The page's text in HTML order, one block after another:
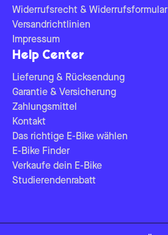
Widerrufsrecht & Widerrufsformular
Versandrichtlinien
Impressum
Help Center
Lieferung & Rücksendung
Garantie & Versicherung
Zahlungsmittel
Kontakt
Das richtige E-Bike wählen
E-Bike Finder
Verkaufe dein E-Bike
Studierendenrabatt